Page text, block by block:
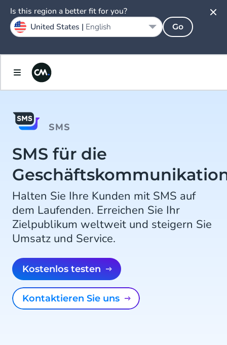
SMS
SMS für die
Halten Sie Ihre Kunden mit SMS auf
dem Laufenden. Erreichen Sie Ihr
Zielpublikum weltweit und steigern Sie
Umsatz und Service.
kostenlos testen
Kontaktieren Sie uns
Is this region a better fit for you?
United States | English Go